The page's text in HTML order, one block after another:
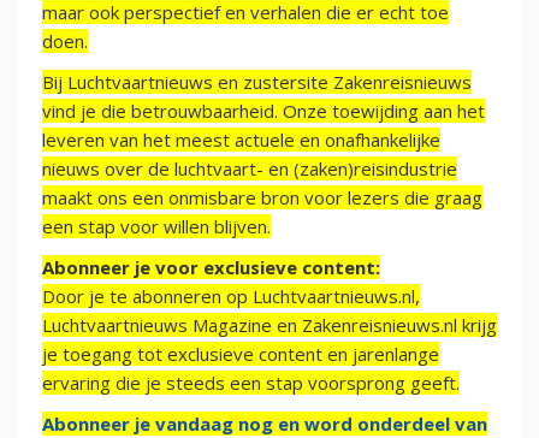
maar ook perspectief en verhalen die er echt toe
doen.
Bij Luchtvaartnieuws en zustersite Zakenreisnieuws
vind je die betrouwbaarheid. Onze toewijding aan het
leveren van het meest actuele en onafhankelijke
nieuws over de luchtvaart- en (zaken)reisindustrie
maakt ons een onmisbare bron voor lezers die graag
een stap voor willen blijven.
Abonneer je voor exclusieve content:
Door je te abonneren op Luchtvaartnieuws.nl,
Luchtvaartnieuws Magazine en Zakenreisnieuws.nl krijg
je toegang tot exclusieve content en jarenlange
ervaring die je steeds een stap voorsprong geeft.
Abonneer je vandaag nog en word onderdeel van